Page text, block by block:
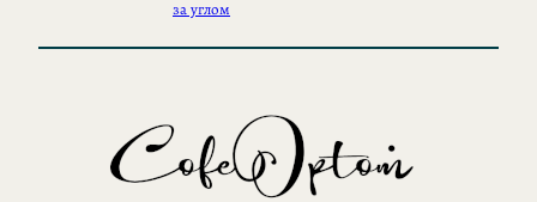
за углом